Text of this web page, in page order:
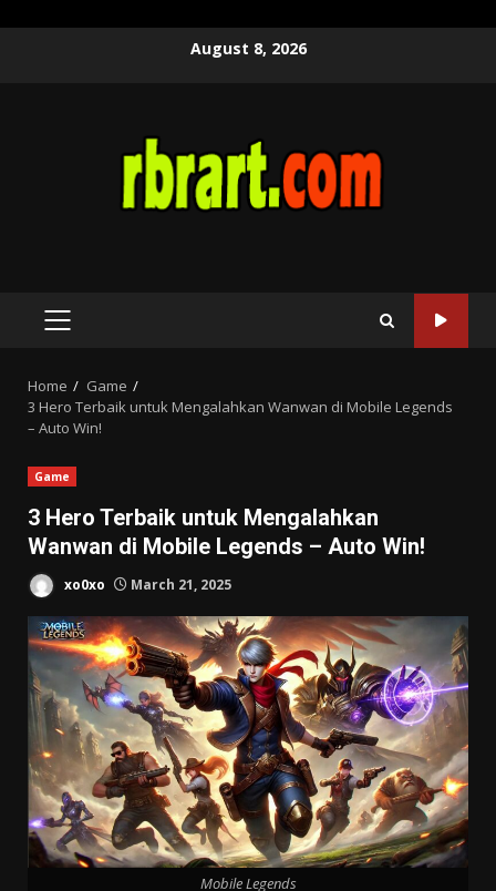
August 8, 2026
PRIMARY
Home
Game
3 Hero Terbaik untuk Mengalahkan Wanwan di Mobile Legends
– Auto Win!
Game
3 Hero Terbaik untuk Mengalahkan
Wanwan di Mobile Legends – Auto Win!
xo0xo March 21, 2025
Mobile Legends